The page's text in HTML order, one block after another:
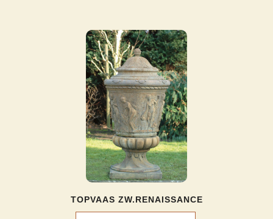
TOPVAAS ZW.RENAISSANCE